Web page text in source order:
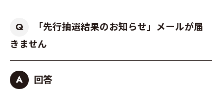
Q
「先行抽選結果のお知らせ」メールが届
きません
A 回答